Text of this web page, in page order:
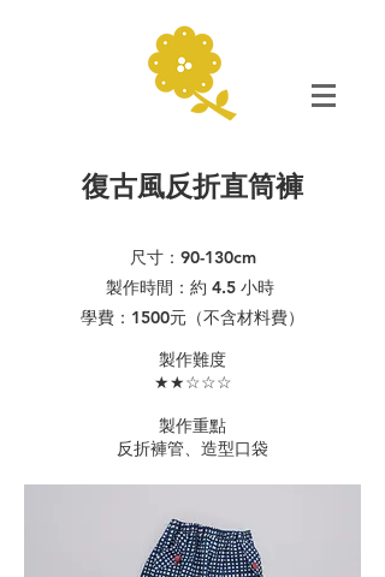
復古風反折直筒褲
尺寸：90-130cm
製作時間：約 4.5 小時
學費：1500元（不含材料費）
​製作難度
★★☆☆☆
製作重點
​反折褲管、造型口袋